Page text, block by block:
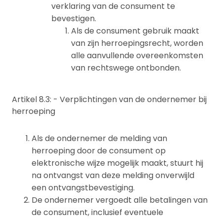
verklaring van de consument te
bevestigen.
Als de consument gebruik maakt
van zijn herroepingsrecht, worden
alle aanvullende overeenkomsten
van rechtswege ontbonden.
Artikel 8.3: - Verplichtingen van de ondernemer bij
herroeping
Als de ondernemer de melding van
herroeping door de consument op
elektronische wijze mogelijk maakt, stuurt hij
na ontvangst van deze melding onverwijld
een ontvangstbevestiging.
De ondernemer vergoedt alle betalingen van
de consument, inclusief eventuele